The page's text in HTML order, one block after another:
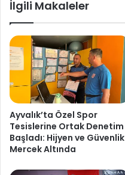
İlgili Makaleler
Ayvalık’ta Özel Spor
Tesislerine Ortak Denetim
Başladı: Hijyen ve Güvenlik
Mercek Altında